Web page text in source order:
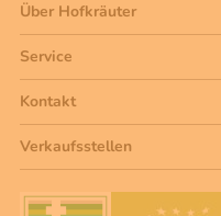
Über Hofkräuter
Service
Kontakt
Verkaufsstellen